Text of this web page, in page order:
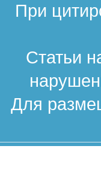
При
Статьи
Для